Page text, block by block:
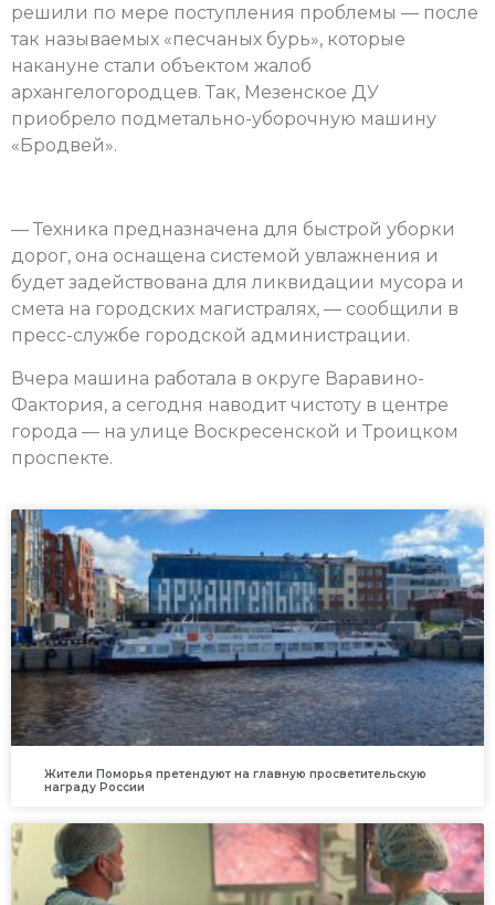
решили по мере поступления проблемы — после
так называемых «песчаных бурь», которые
накануне стали объектом жалоб
архангелогородцев. Так, Мезенское ДУ
приобрело подметально-уборочную машину
«Бродвей».
— Техника предназначена для быстрой уборки
дорог, она оснащена системой увлажнения и
будет задействована для ликвидации мусора и
смета на городских магистралях, — сообщили в
пресс-службе городской администрации.
Вчера машина работала в округе Варавино-
Фактория, а сегодня наводит чистоту в центре
города — на улице Воскресенской и Троицком
проспекте.
Жители Поморья претендуют на главную просветительскую
награду России